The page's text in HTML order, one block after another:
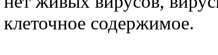
клеточное содержимое.